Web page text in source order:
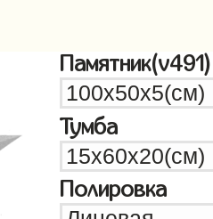
Памятник(v491)
Тумба
Полировка